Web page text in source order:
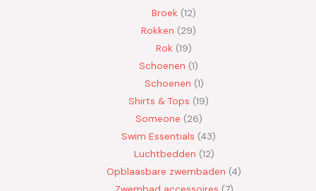
Broek 12
Rokken
29
Rok 19
Schoenen 1
Schoenen 1
Shirts & Tops 19
Someone 26
Swim Essentials 43
Luchtbedden 12
Opblaasbare zwembaden 4